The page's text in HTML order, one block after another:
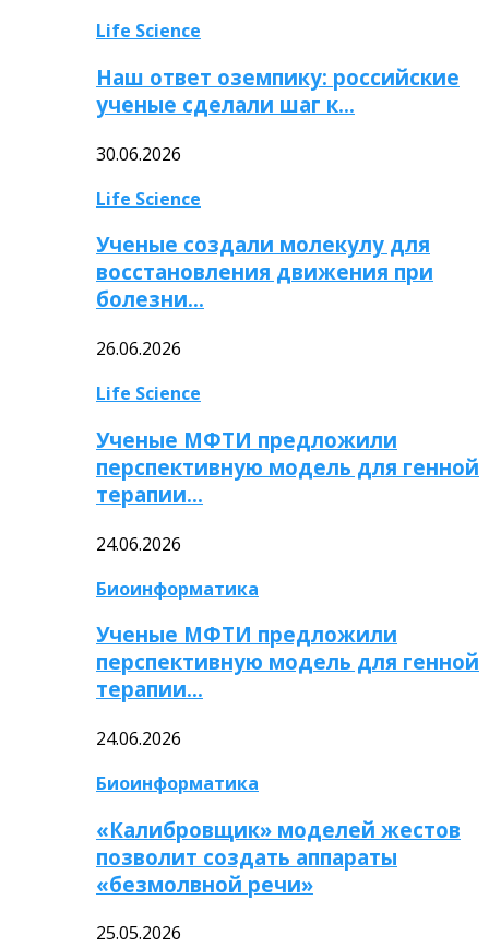
Life Science
Наш ответ оземпику: российские
ученые сделали шаг к…
30.06.2026
Life Science
Ученые создали молекулу для
восстановления движения при
болезни…
26.06.2026
Life Science
Ученые МФТИ предложили
перспективную модель для генной
терапии…
24.06.2026
Биоинформатика
Ученые МФТИ предложили
перспективную модель для генной
терапии…
24.06.2026
Биоинформатика
«Калибровщик» моделей жестов
позволит создать аппараты
«безмолвной речи»
25.05.2026